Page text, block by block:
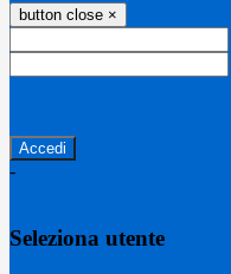
button close ×
-
Seleziona utente